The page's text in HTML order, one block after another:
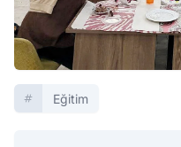
Eğitim